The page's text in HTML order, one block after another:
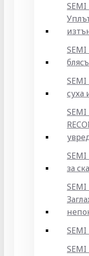
SEMI
SEMI
суха
SEMI
за